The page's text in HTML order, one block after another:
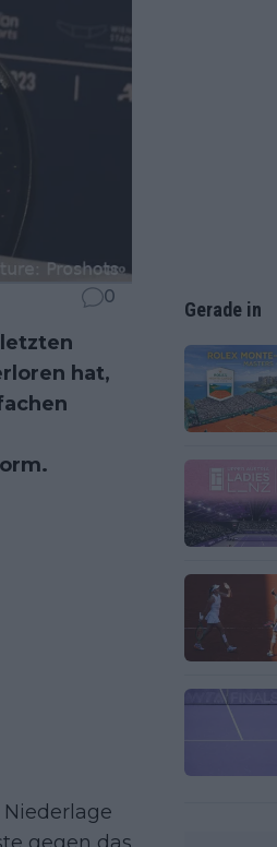
0
hat,
Niederlage
Gerade in